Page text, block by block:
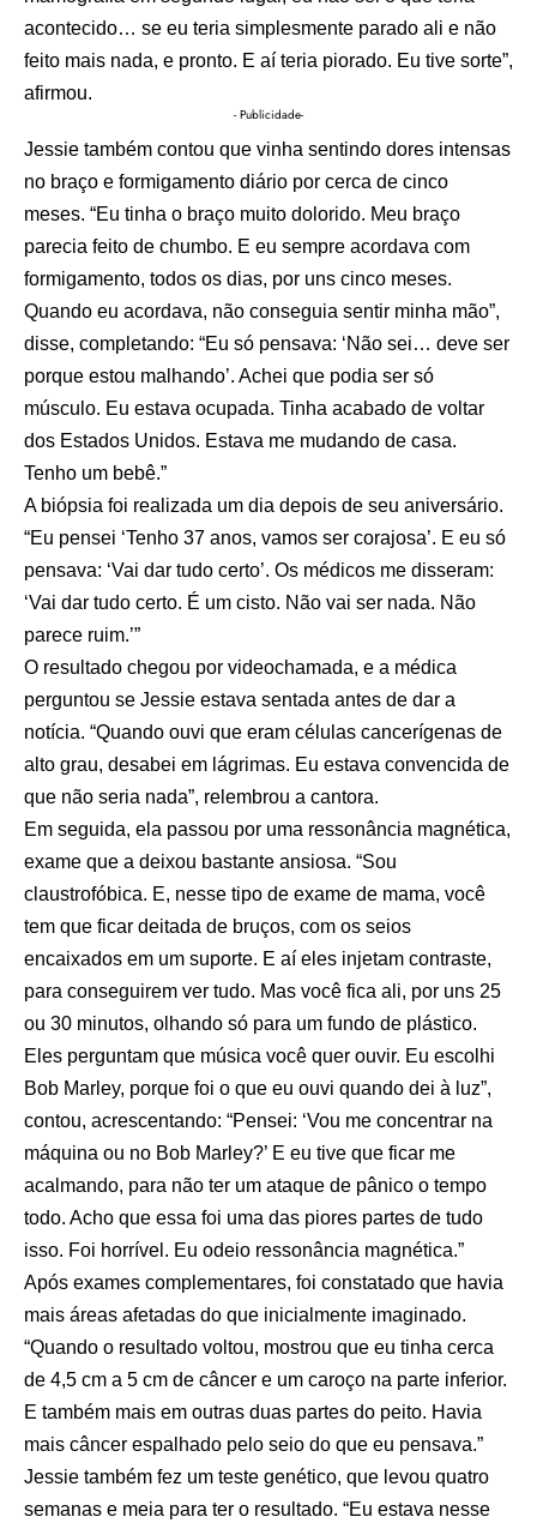
acontecido… se eu teria simplesmente parado ali e não
feito mais nada, e pronto. E aí teria piorado. Eu tive sorte”,
afirmou.
- Publicidade-
Jessie também contou que vinha sentindo dores intensas
no braço e formigamento diário por cerca de cinco
meses. “Eu tinha o braço muito dolorido. Meu braço
parecia feito de chumbo. E eu sempre acordava com
formigamento, todos os dias, por uns cinco meses.
Quando eu acordava, não conseguia sentir minha mão”,
disse, completando: “Eu só pensava: ‘Não sei… deve ser
porque estou malhando’. Achei que podia ser só
músculo. Eu estava ocupada. Tinha acabado de voltar
dos Estados Unidos. Estava me mudando de casa.
Tenho um bebê.”
A biópsia foi realizada um dia depois de seu aniversário.
“Eu pensei ‘Tenho 37 anos, vamos ser corajosa’. E eu só
pensava: ‘Vai dar tudo certo’. Os médicos me disseram:
‘Vai dar tudo certo. É um cisto. Não vai ser nada. Não
parece ruim.’”
O resultado chegou por videochamada, e a médica
perguntou se Jessie estava sentada antes de dar a
notícia. “Quando ouvi que eram células cancerígenas de
alto grau, desabei em lágrimas. Eu estava convencida de
que não seria nada”, relembrou a cantora.
Em seguida, ela passou por uma ressonância magnética,
exame que a deixou bastante ansiosa. “Sou
claustrofóbica. E, nesse tipo de exame de mama, você
tem que ficar deitada de bruços, com os seios
encaixados em um suporte. E aí eles injetam contraste,
para conseguirem ver tudo. Mas você fica ali, por uns 25
ou 30 minutos, olhando só para um fundo de plástico.
Eles perguntam que música você quer ouvir. Eu escolhi
Bob Marley, porque foi o que eu ouvi quando dei à luz”,
contou, acrescentando: “Pensei: ‘Vou me concentrar na
máquina ou no Bob Marley?’ E eu tive que ficar me
acalmando, para não ter um ataque de pânico o tempo
todo. Acho que essa foi uma das piores partes de tudo
isso. Foi horrível. Eu odeio ressonância magnética.”
Após exames complementares, foi constatado que havia
mais áreas afetadas do que inicialmente imaginado.
“Quando o resultado voltou, mostrou que eu tinha cerca
de 4,5 cm a 5 cm de câncer e um caroço na parte inferior.
E também mais em outras duas partes do peito. Havia
mais câncer espalhado pelo seio do que eu pensava.”
Jessie também fez um teste genético, que levou quatro
semanas e meia para ter o resultado. “Eu estava nesse